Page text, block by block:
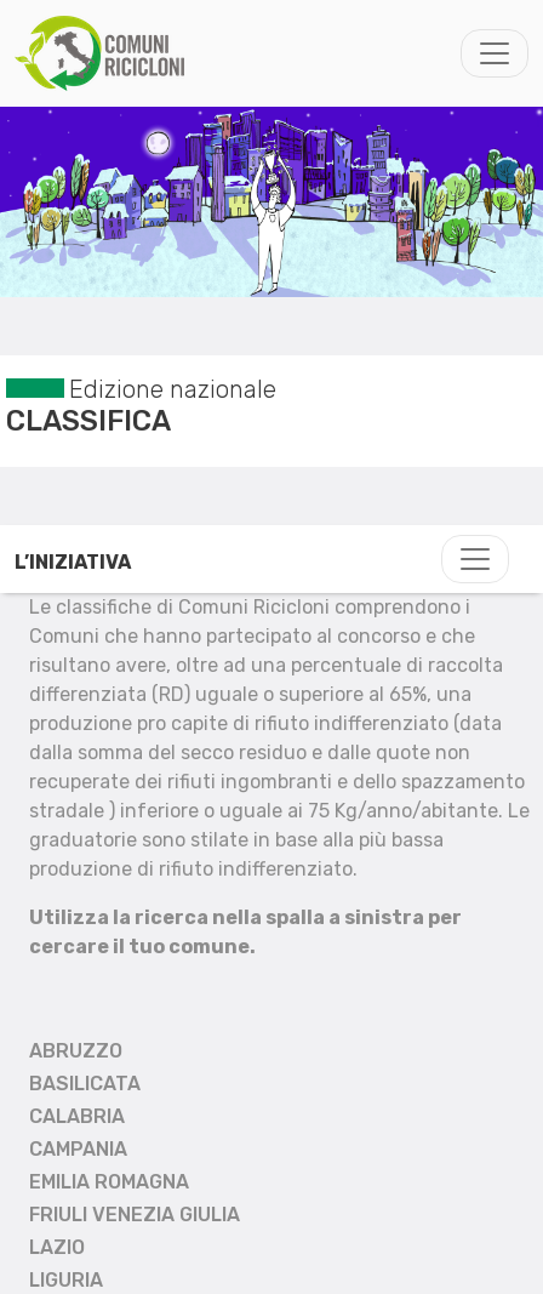
Edizione nazionale
CLASSIFICA
L’INIZIATIVA
Le classifiche di Comuni Ricicloni comprendono i
Comuni che hanno partecipato al concorso e che
risultano avere, oltre ad una percentuale di raccolta
differenziata (RD) uguale o superiore al 65%, una
produzione pro capite di rifiuto indifferenziato (data
dalla somma del secco residuo e dalle quote non
recuperate dei rifiuti ingombranti e dello spazzamento
stradale ) inferiore o uguale ai 75 Kg/anno/abitante. Le
graduatorie sono stilate in base alla più bassa
produzione di rifiuto indifferenziato.
Utilizza la ricerca nella spalla a sinistra per
cercare il tuo comune.
ABRUZZO
BASILICATA
CALABRIA
CAMPANIA
EMILIA ROMAGNA
FRIULI VENEZIA GIULIA
LAZIO
LIGURIA